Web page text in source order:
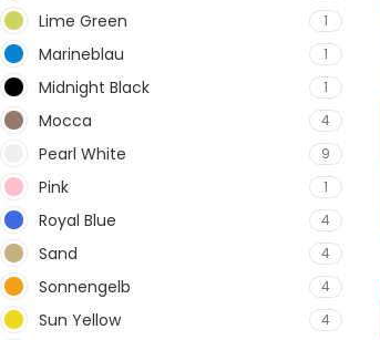
Lime Green 1
Marineblau 1
Midnight Black 1
Mocca 4
Pearl White 9
Pink 1
Royal Blue 4
Sand 4
Sonnengelb 4
Sun Yellow 4